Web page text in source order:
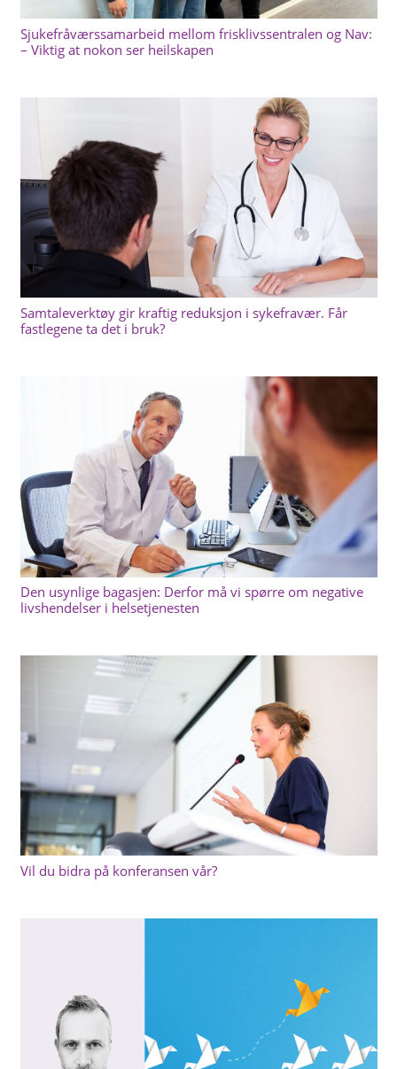
Sjukefråværssamarbeid mellom frisklivssentralen og Nav:
– Viktig at nokon ser heilskapen
Samtaleverktøy gir kraftig reduksjon i sykefravær. Får
fastlegene ta det i bruk?
Den usynlige bagasjen: Derfor må vi spørre om negative
livshendelser i helsetjenesten
Vil du bidra på konferansen vår?